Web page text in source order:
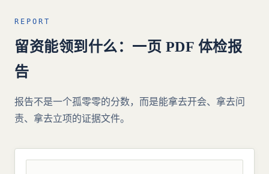
REPORT
留资能领到什么：一页 PDF 体检报
告
报告不是一个孤零零的分数，而是能拿去开会、拿去问
责、拿去立项的证据文件。